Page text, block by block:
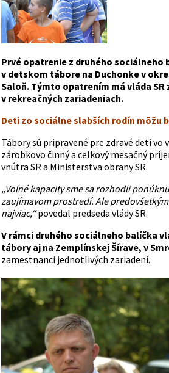
Prvé opatrenie z druhého sociálneho
v detskom tábore na Duchonke v
Saloň. Týmto opatrením má vláda
v rekreačných zariadeniach.
Deti zo sociálne slabších rodín môžu
Tábory sú pripravené pre zdravé deti
zárobkovo činný a celkový mesačný
vnútra SR a Ministerstva obrany SR.
„Voľné kapacity sme sa rozhodli
zaujímavom prostredí. Ale
najviac,“povedal predseda vlády SR.
V rámci druhého sociálneho balíčka
tábory aj na Zemplínskej Šírave, v
zamestnanci jednotlivých zariadení.